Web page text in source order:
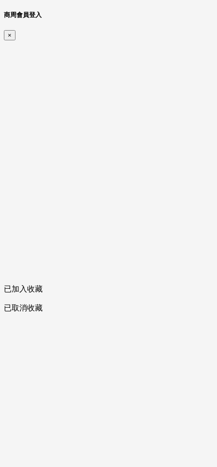
商周會員登入
×
已加入收藏
已取消收藏